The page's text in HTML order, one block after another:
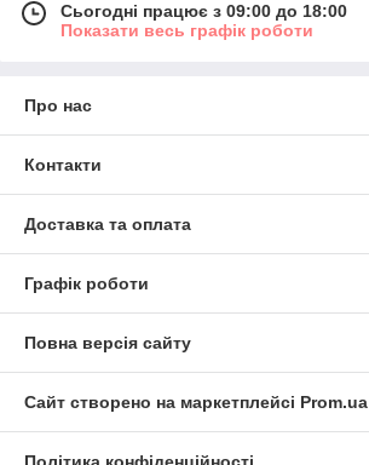
Сьогодні працює з 09:00 до 18:00
Показати весь графік роботи
Про нас
Контакти
Доставка та оплата
Графік роботи
Повна версія сайту
Сайт створено на маркетплейсі Prom.ua